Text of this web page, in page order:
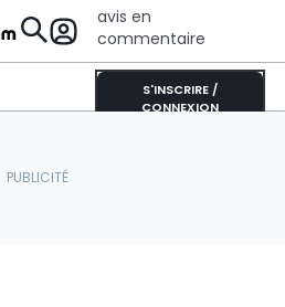
avis en
commentaire
S'INSCRIRE /
CONNEXION